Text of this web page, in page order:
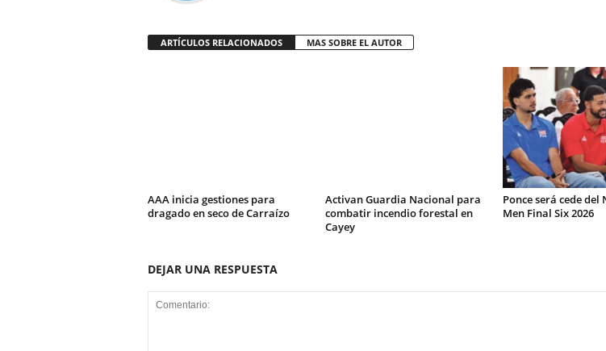
ARTÍCULOS RELACIONADOS MAS SOBRE EL AUTOR
AAA inicia gestiones para
dragado en seco de Carraízo
Activan Guardia Nacional para
combatir incendio forestal en
Cayey
Ponce será cede del
Men Final Six 2026
DEJAR UNA RESPUESTA